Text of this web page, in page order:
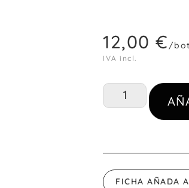
12,00 € /
IVA incl.
FICHA AÑADA